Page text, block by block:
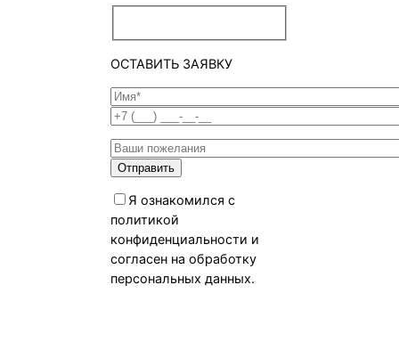
ОСТАВИТЬ ЗАЯВКУ
Я ознакомился с
политикой
конфиденциальности и
согласен на обработку
персональных данных.